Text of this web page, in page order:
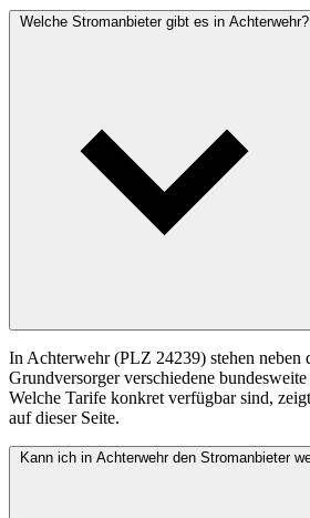
Welche Stromanbieter gibt es in Achterwehr?
In Achterwehr (PLZ 24239) stehen neben
Grundversorger verschiedene
Welche Tarife konkret verfügbar sind,
auf dieser Seite.
Kann ich in Achterwehr den Stromanbieter